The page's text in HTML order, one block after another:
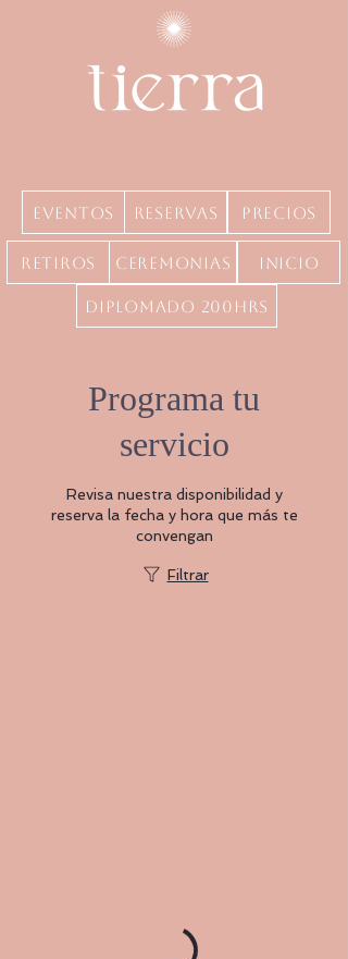
Reservas
Eventos precios
Ceremonias
Retiros inicio
Diplomado 200hrs
Programa tu
servicio
Revisa nuestra disponibilidad y
reserva la fecha y hora que más te
convengan
Filtrar